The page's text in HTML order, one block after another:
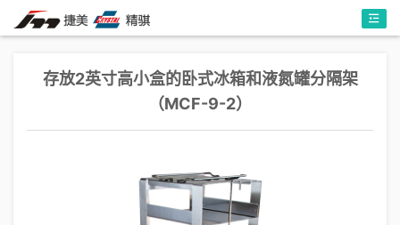
存放2英寸高小盒的卧式冰箱和液氮罐分隔架
（MCF-9-2）